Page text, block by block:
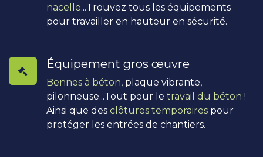
nacelle...Trouvez tous les équipements
pour travailler en hauteur en sécurité.
Équipement gros œuvre
Bennes à béton, plaque vibrante,
pilonneuse...Tout pour le travail du béton !
Ainsi que des clôtures temporaires pour
protéger les entrées de chantiers.